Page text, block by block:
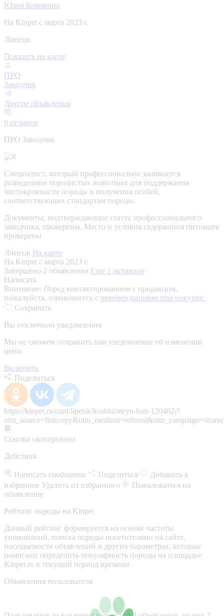
Юлия Коровина
На Kinpet c марта 2023 г.
Липецк
Показать на карте
ПРО
Заводчик
Другие объявления
0 отзывов
ПРО Заводчик
Специалист, который профессионально занимается
разведением породистых животных для поддержания
чистокровности породы и получения особей,
соответствующих стандартам породы.
Документы, подтверждающие статус профессионального
заводчика, проверены. Место и условия содержания питомцев
проверены
Липецк На карте
На Kinpet c марта 2023 г.
Завершено 2 объявления Еще 1 активное
Написать
Внимание: Перед контактированием с продавцом,
пожалуйста, ознакомьтесь с рекомендациями при покупке.
Сохранить
Вы отключили уведомления
Мы не сможем отправить вам уведомление об изменении
цены
Включить
Поделиться
https://kinpet.ru/card/lipetsk/koshki/meyn-kun-120402/?
Ссылка скопирована
Действия
Написать сообщение Поделиться
Добавить в
избранное Удалить из избранного
Пожаловаться на
объявление
Рейтинг породы на Kinpet
Данный рейтинг формируется на основе частоты
упоминаний, поиска породы посетителями на сайте,
посещаемости объявлений и других параметрах, которые
помогают определить популярность породы на площадке
Kinpet.ru в текущий период времени.
Объявления пользователя